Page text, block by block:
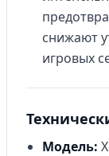
снижают
игровых
Модель: